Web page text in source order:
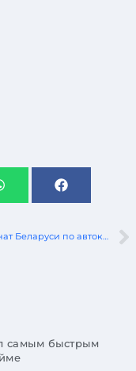
Чемпионат Беларуси по автокроссу едет в Гродно
самым быстрым